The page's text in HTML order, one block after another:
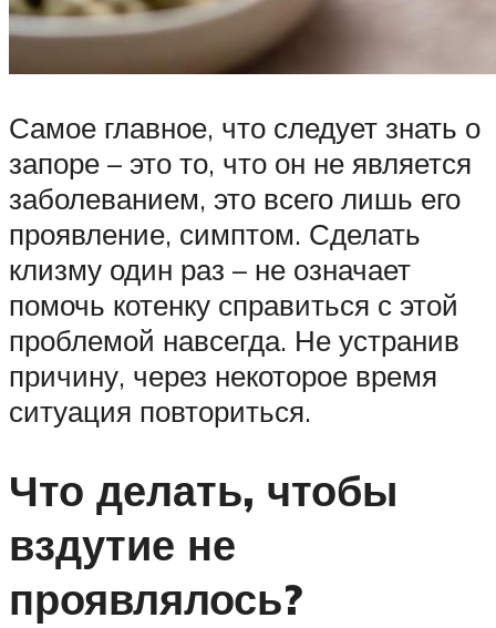
Самое главное, что следует знать о
запоре – это то, что он не является
заболеванием, это всего лишь его
проявление, симптом. Сделать
клизму один раз – не означает
помочь котенку справиться с этой
проблемой навсегда. Не устранив
причину, через некоторое время
ситуация повториться.
Что делать, чтобы
вздутие не
проявлялось?